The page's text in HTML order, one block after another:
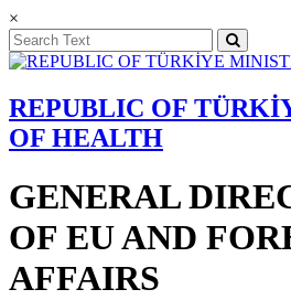
×
REPUBLIC OF
OF HEALTH
GENERAL
OF EU AND
AFFAIRS